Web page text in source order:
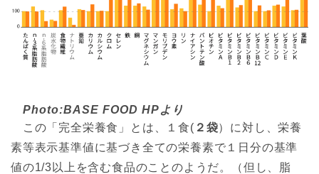
Photo:BASE FOOD HPより
この「完全栄養食」とは、１食( ２袋）に対し、栄養
素等表示基準値に基づき全ての栄養素で１日分の基準
値の1/3以上を含む食品のことのようだ。（但し、脂